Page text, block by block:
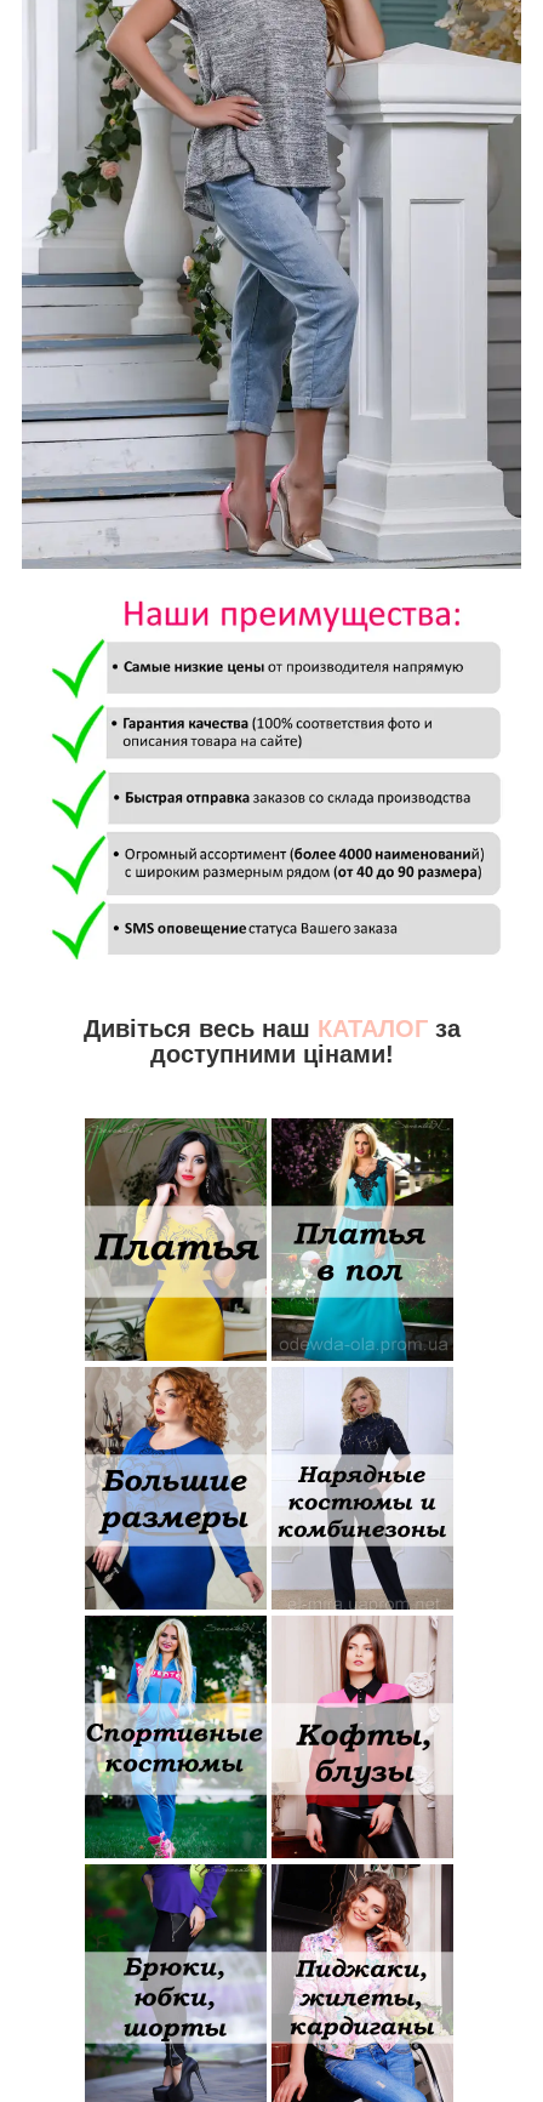
Дивіться весь наш КАТАЛОГза
доступними цінами!